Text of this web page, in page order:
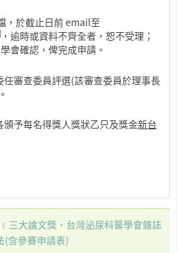
，於截止日前 email至
，逾時或資料不齊全者，恕不受理；
會確認，俾完成申請。
任審查委員評選(該審查委員於理事長
予每名得獎人獎狀乙只及獎金新台
三大論文獎、台灣泌尿科醫學會雜誌
(含參賽申請表)